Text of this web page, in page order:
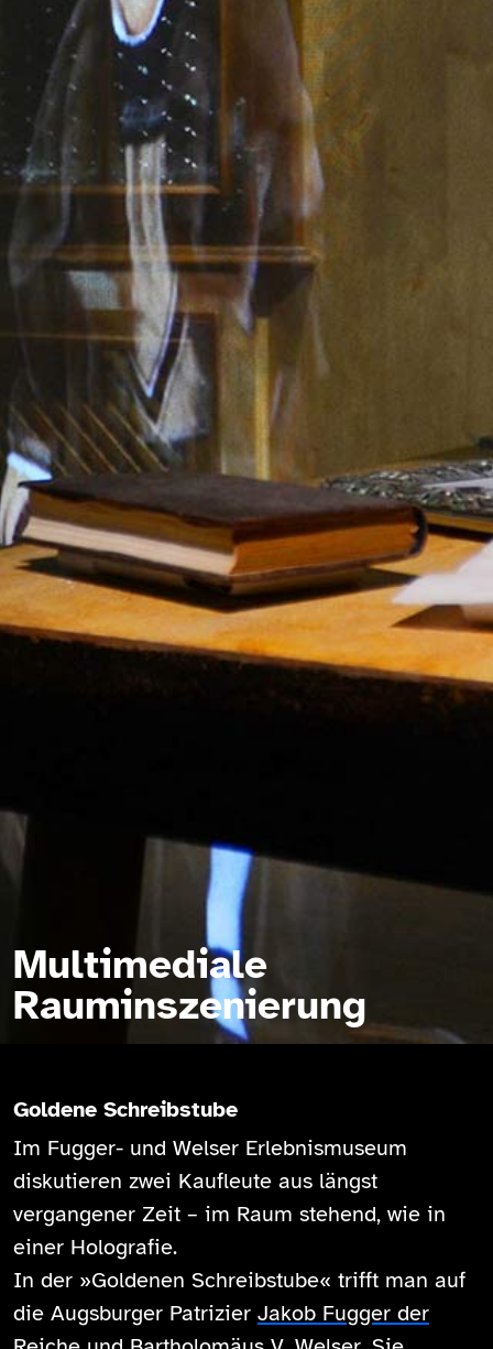
Multimediale
Rauminszenierung
Goldene Schreibstube
Im Fugger- und Welser Erlebnismuseum
diskutieren zwei Kaufleute aus längst
vergangener Zeit – im Raum stehend, wie in
einer Holografie.
In der »Goldenen Schreibstube« trifft man auf
die Augsburger Patrizier Jakob Fugger der